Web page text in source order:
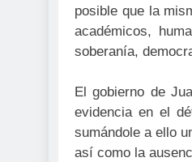
posible que la
académicos,
soberanía,
El gobierno de
evidencia en el
sumándole a ello
así como la